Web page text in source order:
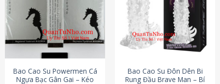
thể.
Các
tùy
chọn
có
chọn
Bao Cao Su Powermen Cá
Ngựa Bạc Gân Gai – Kéo
Bao Cao Su Đôn Dên Bi
Rung Đầu Brave Man – Bí